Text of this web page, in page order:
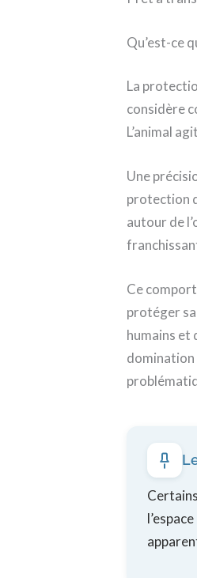
Qu’est-ce
La
considère
L’animal
Une
protection
autour de
Ce
protéger
humains et
domination